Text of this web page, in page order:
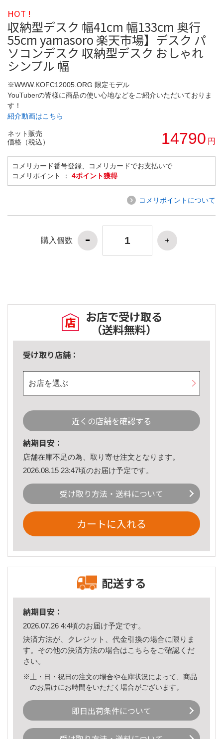
HOT !
収納型デスク 幅41cm 幅133cm 奥行
55cm yamasoro 楽天市場】デスク パ
ソコンデスク 収納型デスク おしゃれ
シンプル 幅
※WWW.KOFC12005.ORG 限定モデル
YouTuberの皆様に商品の使い心地などをご紹介いただいておりま
す！
紹介動画はこちら
ネット販売
価格（税込）
14790 円
コメリカード番号登録、コメリカードでお支払いで
コメリポイント ： 4ポイント獲得
コメリポイントについて
購入個数
お店で受け取る
（送料無料）
受け取り店舗：
お店を選ぶ
近くの店舗を確認する
納期目安：
店舗在庫不足の為、取り寄せ注文となります。
2026.08.15 23:47頃のお届け予定です。
受け取り方法・送料について
カートに入れる
配送する
納期目安：
2026.07.26 4:4頃のお届け予定です。
決済方法が、クレジット、代金引換の場合に限りま
す。その他の決済方法の場合はこちら をご確認くだ
さい。
※土・日・祝日の注文の場合や在庫状況によって、商品
のお届けにお時間をいただく場合がございます。
即日出荷条件について